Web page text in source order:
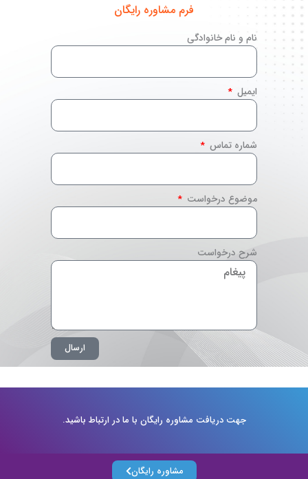
فرم مشاوره رایگان
نام و نام خانوادگی
ایمیل
شماره تماس
موضوع درخواست
شرح درخواست
ارسال
A
a
جهت دریافت مشاوره رایگان با ما در ارتباط باشید.
مشاوره رایگان